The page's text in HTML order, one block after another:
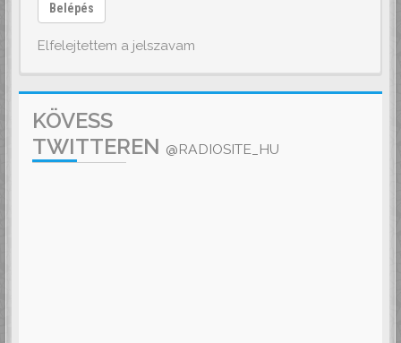
Belépés
Elfelejtettem a jelszavam
KÖVESS
TWITTEREN @RADIOSITE_HU